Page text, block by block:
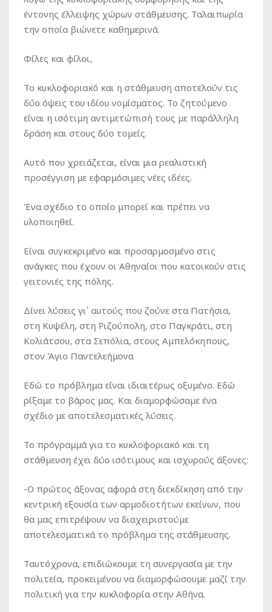
έντονης έλλειψης χώρων στάθμευσης. Ταλαιπωρία
την οποία βιώνετε καθημερινά.
Φίλες και φίλοι,
Το κυκλοφοριακό και η στάθμευση αποτελούν τις
δύο όψεις του ιδίου νομίσματος. Το ζητούμενο
είναι η ισότιμη αντιμετώπισή τους με παράλληλη
δράση και στους δύο τομείς.
Αυτό που χρειάζεται, είναι μια ρεαλιστική
προσέγγιση με εφαρμόσιμες νέες ιδέες.
Ένα σχέδιο το οποίο μπορεί και πρέπει να
υλοποιηθεί.
Είναι συγκεκριμένο και προσαρμοσμένο στις
ανάγκες που έχουν οι Αθηναίοι που κατοικούν στις
γειτονιές της πόλης.
Δίνει λύσεις γι΄ αυτούς που ζούνε στα Πατήσια,
στη Κυψέλη, στη Ριζούπολη, στο Παγκράτι, στη
Κολιάτσου, στα Σεπόλια, στους Αμπελόκηπους,
στον Άγιο Παντελεήμονα
Εδώ το πρόβλημα είναι ιδιαιτέρως οξυμένο. Εδώ
ρίξαμε το βάρος μας. Και διαμορφώσαμε ένα
σχέδιο με αποτελεσματικές λύσεις.
Το πρόγραμμά για το κυκλοφοριακό και τη
στάθμευση έχει δύο ισότιμους και ισχυρούς άξονες:
-Ο πρώτος άξονας αφορά στη διεκδίκηση από την
κεντρική εξουσία των αρμοδιοτήτων εκείνων, που
θα μας επιτρέψουν να διαχειριστούμε
αποτελεσματικά το πρόβλημα της στάθμευσης.
Ταυτόχρονα, επιδιώκουμε τη συνεργασία με την
πολιτεία, προκειμένου να διαμορφώσουμε μαζί την
πολιτική για την κυκλοφορία στην Αθήνα.